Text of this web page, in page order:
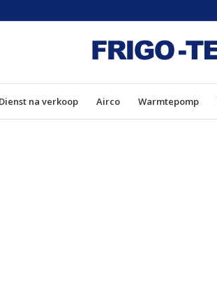
Dienst na verkoop Airco Warmtepomp